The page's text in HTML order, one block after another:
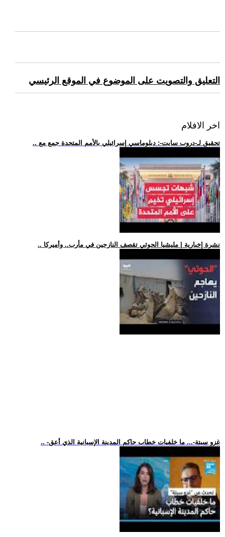
التعليق والتصويت على الموضوع في الموقع الرئيسي
اخر الافلام
.. تحقيق لـ-دروب سايت-: دبلوماسي إسرائيلي بالأمم المتحدة جمع مع
.. نشرة إخبارية | مليشيا الحوثي تقصف النازحين في مأرب.. وأميركا
.. -غزو سبتة-... ما خلفيات خطاب حاكم المدينة الإسبانية الذي أعق